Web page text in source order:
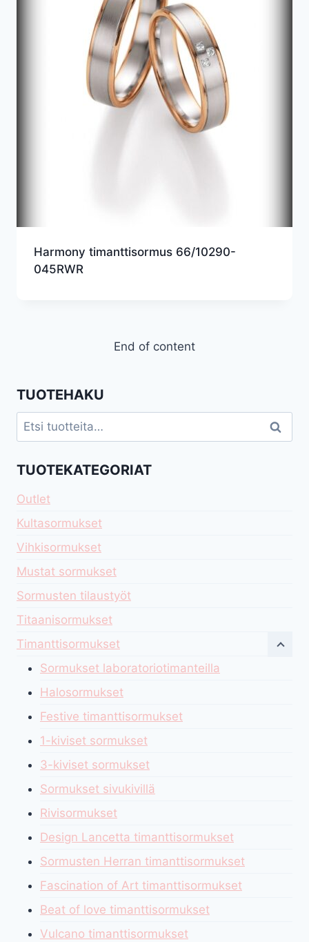
Harmony timanttisormus 66/10290-
045RWR
End of content
TUOTEHAKU
Etsi: Haku
TUOTEKATEGORIAT
Outlet
Kultasormukset
Vihkisormukset
Mustat sormukset
Sormusten tilaustyöt
Titaanisormukset
Timanttisormukset
Sormukset laboratoriotimanteilla
Halosormukset
Festive timanttisormukset
1-kiviset sormukset
3-kiviset sormukset
Sormukset sivukivillä
Rivisormukset
Design Lancetta timanttisormukset
Sormusten Herran timanttisormukset
Fascination of Art timanttisormukset
Beat of love timanttisormukset
Vulcano timanttisormukset